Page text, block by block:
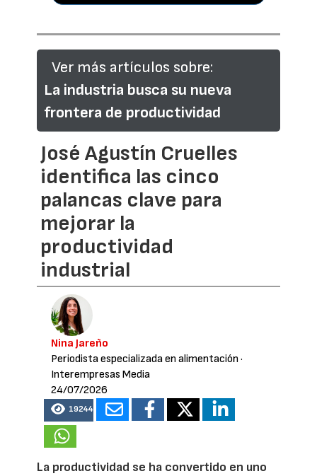
Ver más artículos sobre:
La industria busca su nueva
frontera de productividad
José Agustín Cruelles
identifica las cinco
palancas clave para
mejorar la
productividad
industrial
Nina Jareño
Periodista especializada en alimentación ·
Interempresas Media
24/07/2026
19244
La productividad se ha convertido en uno